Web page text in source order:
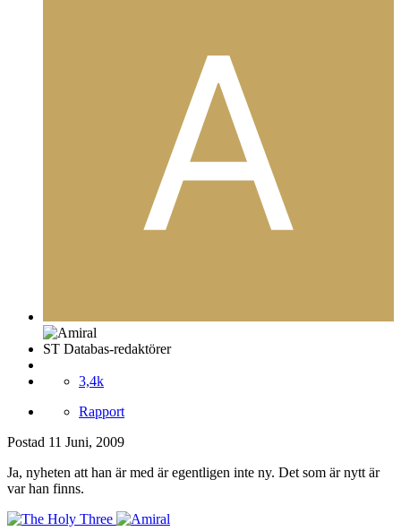
ST Databas-redaktörer
3,4k
Rapport
Postad 11 Juni, 2009
Ja, nyheten att han är med är egentligen inte ny. Det som är nytt är
var han finns.